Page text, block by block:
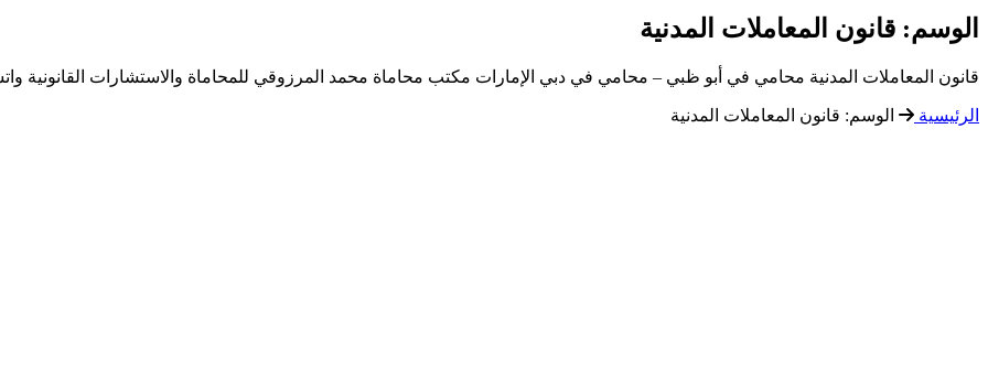
أبوظبي
0097126584004
الوسم: قانون المعاملات المدنية
قانون المعاملات المدنية محامي في أبو ظبي – محامي في دبي الإمارات مكتب محاماة محمد المرزوقي للمحاماة والاستشارات القانونية واتسآب:
الرئيسية الوسم: قانون المعاملات المدنية